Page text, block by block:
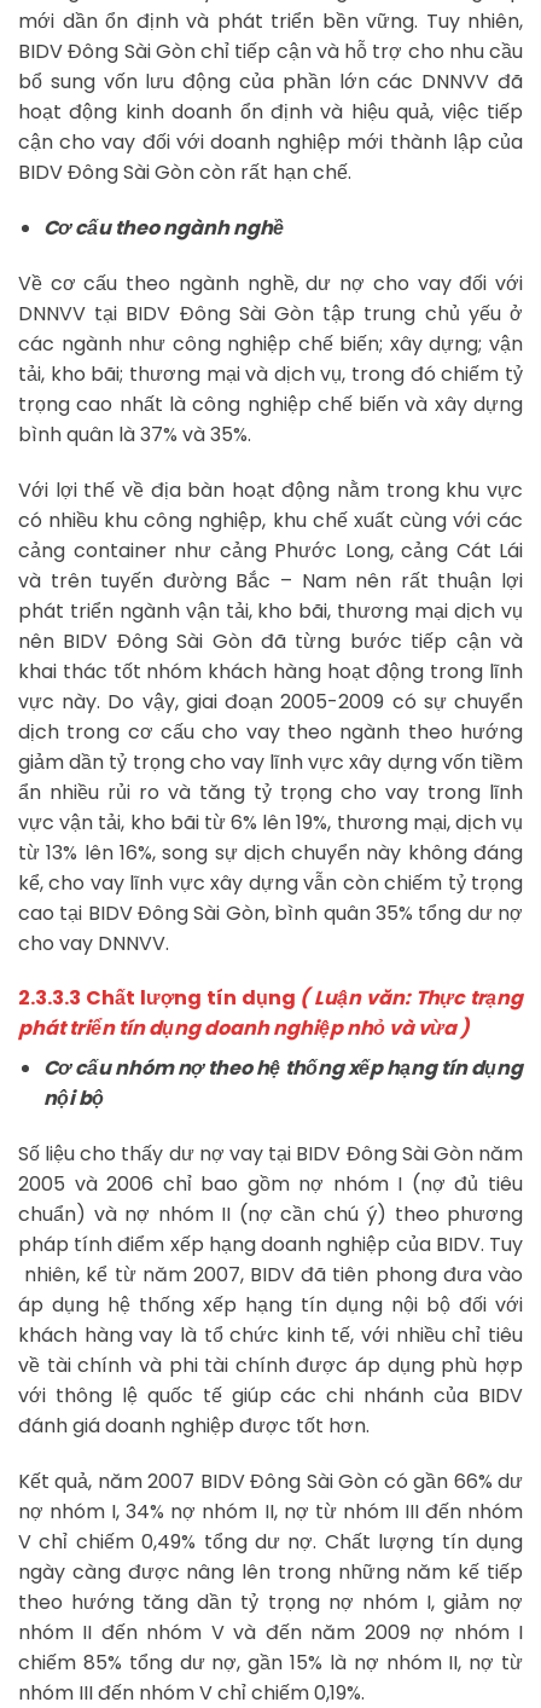
mới dần ổn định và phát triển bền vững. Tuy nhiên,
BIDV Đông Sài Gòn chỉ tiếp cận và hỗ trợ cho nhu cầu
bổ sung vốn lưu động của phần lớn các DNNVV đã
hoạt động kinh doanh ổn định và hiệu quả, việc tiếp
cận cho vay đối với doanh nghiệp mới thành lập của
BIDV Đông Sài Gòn còn rất hạn chế.
Cơ cấu theo ngành nghề
Về cơ cấu theo ngành nghề, dư nợ cho vay đối với
DNNVV tại BIDV Đông Sài Gòn tập trung chủ yếu ở
các ngành như công nghiệp chế biến; xây dựng; vận
tải, kho bãi; thương mại và dịch vụ, trong đó chiếm tỷ
trọng cao nhất là công nghiệp chế biến và xây dựng
bình quân là 37% và 35%.
Với lợi thế về địa bàn hoạt động nằm trong khu vực
có nhiều khu công nghiệp, khu chế xuất cùng với các
cảng container như cảng Phước Long, cảng Cát Lái
và trên tuyến đường Bắc – Nam nên rất thuận lợi
phát triển ngành vận tải, kho bãi, thương mại dịch vụ
nên BIDV Đông Sài Gòn đã từng bước tiếp cận và
khai thác tốt nhóm khách hàng hoạt động trong lĩnh
vực này. Do vậy, giai đoạn 2005-2009 có sự chuyển
dịch trong cơ cấu cho vay theo ngành theo hướng
giảm dần tỷ trọng cho vay lĩnh vực xây dựng vốn tiềm
ẩn nhiều rủi ro và tăng tỷ trọng cho vay trong lĩnh
vực vận tải, kho bãi từ 6% lên 19%, thương mại, dịch vụ
từ 13% lên 16%, song sự dịch chuyển này không đáng
kể, cho vay lĩnh vực xây dựng vẫn còn chiếm tỷ trọng
cao tại BIDV Đông Sài Gòn, bình quân 35% tổng dư nợ
cho vay DNNVV.
2.3.3.3 Chất lượng tín dụng ( Luận văn: Thực trạng
phát triển tín dụng doanh nghiệp nhỏ và vừa )
Cơ cấu nhóm nợ theo hệ thống xếp hạng tín dụng
nội bộ
Số liệu cho thấy dư nợ vay tại BIDV Đông Sài Gòn năm
2005 và 2006 chỉ bao gồm nợ nhóm I (nợ đủ tiêu
chuẩn) và nợ nhóm II (nợ cần chú ý) theo phương
pháp tính điểm xếp hạng doanh nghiệp của BIDV. Tuy
nhiên, kể từ năm 2007, BIDV đã tiên phong đưa vào
áp dụng hệ thống xếp hạng tín dụng nội bộ đối với
khách hàng vay là tổ chức kinh tế, với nhiều chỉ tiêu
về tài chính và phi tài chính được áp dụng phù hợp
với thông lệ quốc tế giúp các chi nhánh của BIDV
đánh giá doanh nghiệp được tốt hơn.
Kết quả, năm 2007 BIDV Đông Sài Gòn có gần 66% dư
nợ nhóm I, 34% nợ nhóm II, nợ từ nhóm III đến nhóm
V chỉ chiếm 0,49% tổng dư nợ. Chất lượng tín dụng
ngày càng được nâng lên trong những năm kế tiếp
theo hướng tăng dần tỷ trọng nợ nhóm I, giảm nợ
nhóm II đến nhóm V và đến năm 2009 nợ nhóm I
chiếm 85% tổng dư nợ, gần 15% là nợ nhóm II, nợ từ
nhóm III đến nhóm V chỉ chiếm 0,19%.